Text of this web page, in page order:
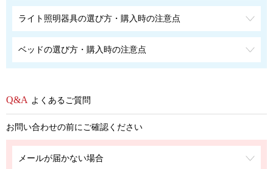
ライト照明器具の選び方・購入時の注意点
ベッドの選び方・購入時の注意点
よくあるご質問
お問い合わせの前にご確認ください
メールが届かない場合